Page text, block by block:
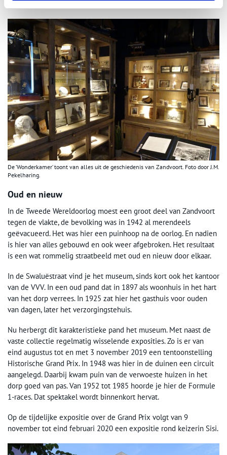
gemiddelde badgast denkt.
De ‘Wonderkamer’ toont van alles uit de geschiedenis van Zandvoort. Foto door J.M.
Pekelharing.
Oud en nieuw
In de Tweede Wereldoorlog moest een groot deel van Zandvoort
tegen de vlakte, de bevolking was in 1942 al merendeels
geëvacueerd. Het was hier een puinhoop na de oorlog. En nadien
is hier van alles gebouwd en ook weer afgebroken. Het resultaat
is een wat rommelig straatbeeld met oud en nieuw door elkaar.
In de Swaluëstraat vind je het museum, sinds kort ook het kantoor
van de VVV. In een oud pand dat in 1897 als woonhuis in het hart
van het dorp verrees. In 1925 zat hier het gasthuis voor ouden
van dagen, later het verzorgingstehuis.
Nu herbergt dit karakteristieke pand het museum. Met naast de
vaste collectie regelmatig wisselende exposities. Zo is er van
eind augustus tot en met 3 november 2019 een tentoonstelling
Historische Grand Prix. In 1948 was hier in de duinen een circuit
aangelegd. Daarbij kwam puin van de verwoeste huizen in het
dorp goed van pas. Van 1952 tot 1985 hoorde je hier de Formule
1-races. Dat spektakel wordt binnenkort hervat.
Op de tijdelijke expositie over de Grand Prix volgt van 9
november tot eind februari 2020 een expositie rond keizerin Sisi.